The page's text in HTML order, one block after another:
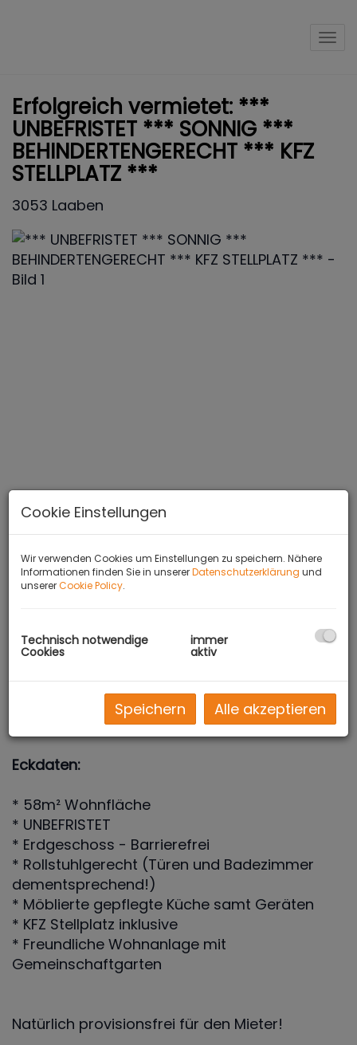
Erfolgreich vermietet: ***
UNBEFRISTET *** SONNIG ***
BEHINDERTENGERECHT *** KFZ
STELLPLATZ ***
3053 Laaben
traumhaft sonnige Wohnung in ruhiger
Waldrandlage mit guter Infrastruktur ***
Eckdaten:
* 58m² Wohnfläche
* UNBEFRISTET
* Erdgeschoss - Barrierefrei
* Rollstuhlgerecht (Türen und Badezimmer
dementsprechend!)
* Möblierte gepflegte Küche samt Geräten
* KFZ Stellplatz inklusive
* Freundliche Wohnanlage mit
Gemeinschaftgarten
Natürlich provisionsfrei für den Mieter!
Cookie Einstellungen
Wir verwenden Cookies um Einstellungen zu speichern. Nähere
Informationen finden Sie in unsererDatenschutzerklärung und
unsererCookie Policy.
Technisch notwendige
Cookies
immer
aktiv
Speichern Alle akzeptieren